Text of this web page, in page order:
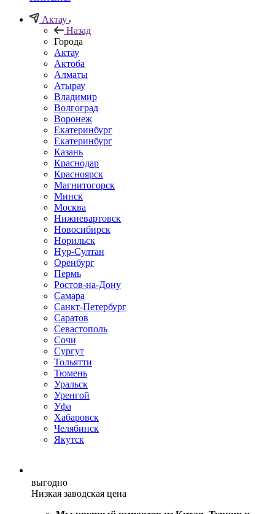
Актау
Назад
Города
Актау
Актоба
Алматы
Атырау
Владимир
Волгоград
Воронеж
Екатеринбург
Екатеринбург
Казань
Краснодар
Красноярск
Магнитогорск
Минск
Москва
Нижневартовск
Новосибирск
Норильск
Нур-Султан
Оренбург
Пермь
Ростов-на-Дону
Самара
Санкт-Петербург
Саратов
Севастополь
Сочи
Сургут
Тольятти
Тюмень
Уральск
Уренгой
Уфа
Хабаровск
Челябинск
Якутск
выгодно
Низкая заводская цена